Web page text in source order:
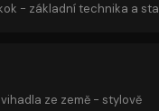
- základní technika a
ze země - stylově